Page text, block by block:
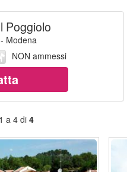
Poggiolo
Modena
NON ammessi
a 4 di 4